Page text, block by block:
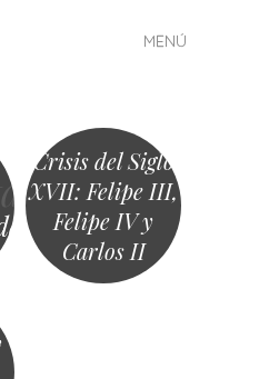
MENÚ
Crisis del Siglo
XVII: Felipe III,
Felipe IV y
Carlos II